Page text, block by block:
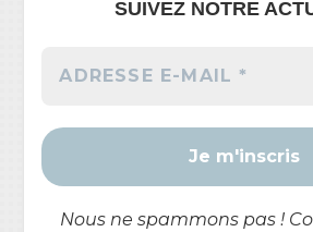
SUIVEZ NOTRE
Nous ne spammons pas !